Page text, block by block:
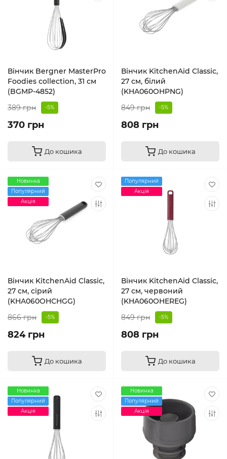
Вінчик Bergner MasterPro
Foodies collection, 31 см
(BGMP-4852)
389 грн
-5%
370 грн
До кошика
Вінчик KitchenAid Classic,
27 см, білий
(KHA060OHPNG)
849 грн
-5%
808 грн
До кошика
Новинка
Популярний
Акція
Вінчик KitchenAid Classic,
27 см, сірий
(KHA060OHCHGG)
866 грн
-5%
824 грн
До кошика
Популярний
Акція
Вінчик KitchenAid Classic,
27 см, червоний
(KHA060OHEREG)
849 грн
-5%
808 грн
До кошика
Новинка
Популярний
Акція
Новинка
Популярний
Акція